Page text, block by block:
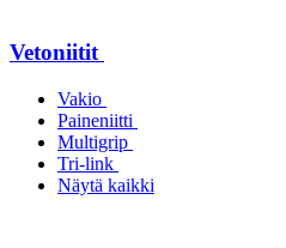
Vetoniitit
Vakio
Paineniitti
Multigrip
Tri-link
Näytä kaikki